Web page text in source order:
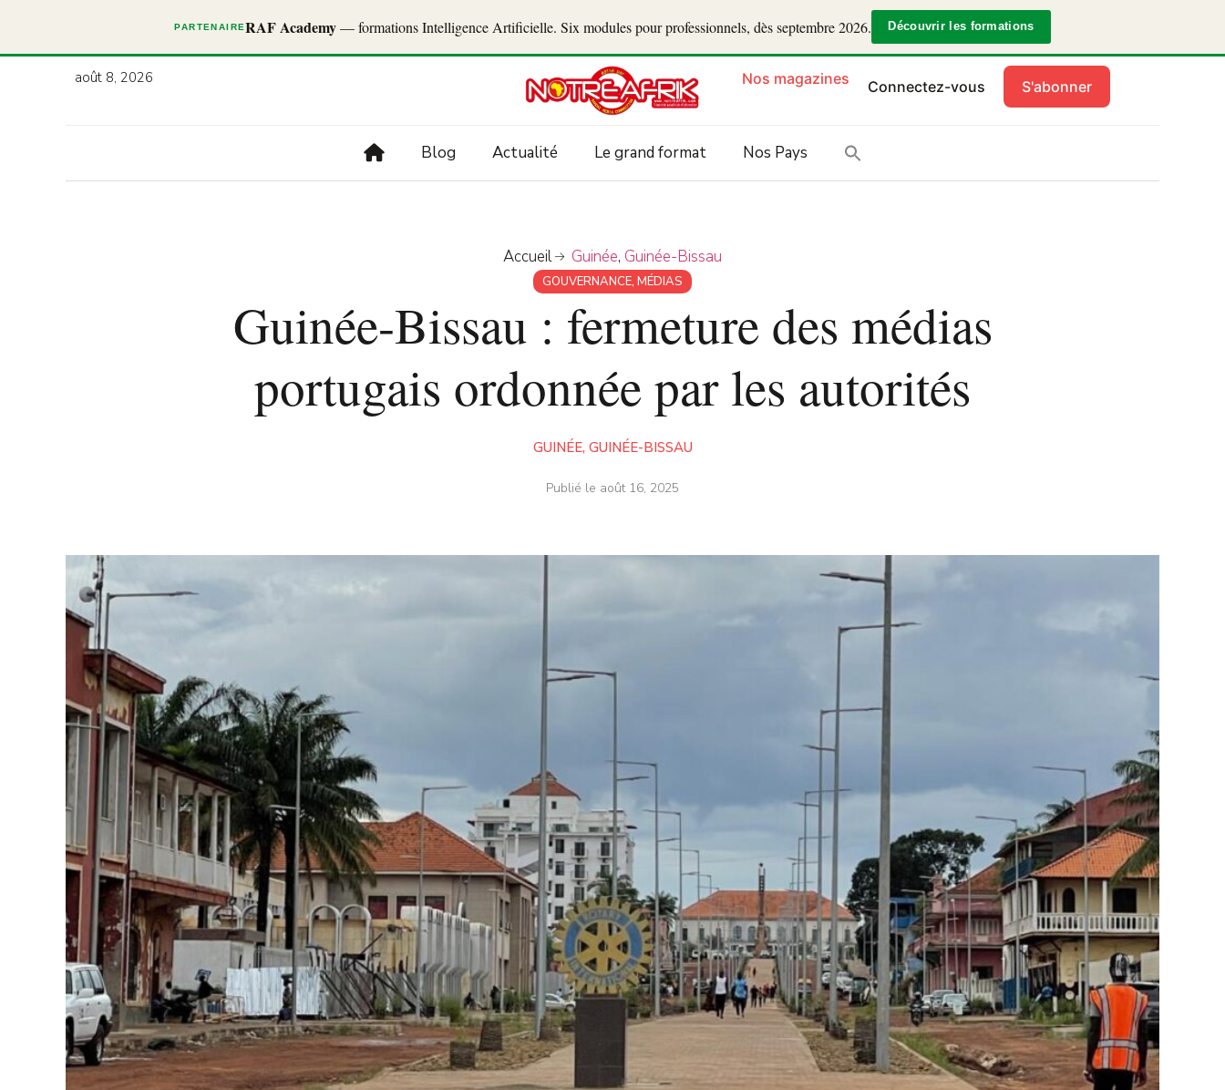
PARTENAIRERAF Academy— formations Intelligence Artificielle. Six modules pour professionnels, dès septembre 2026. Découvrir les formations
août 8, 2026 Nos magazines Connectez-vous S'abonner
Blog Actualité Le grand format Nos Pays
Accueil Guinée, Guinée-Bissau
GOUVERNANCE, MÉDIAS
Guinée-Bissau : fermeture des médias
portugais ordonnée par les autorités
GUINÉE, GUINÉE-BISSAU
Publié le août 16, 2025